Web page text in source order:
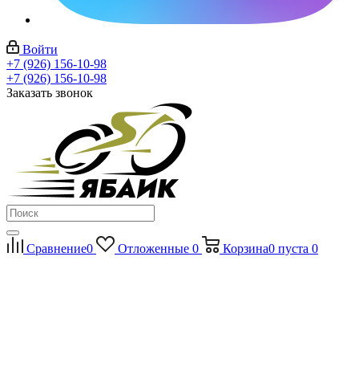
Войти
+7 (926) 156-10-98
+7 (926) 156-10-98
Заказать звонок
Сравнение0 Отложенные 0 Корзина0 пуста 0